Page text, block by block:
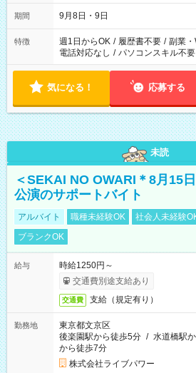
時間は変更となる可能性があります
期間 9月8日・9日
特徴 週1日からOK / 履歴書不要 / 副業
電話対応なし / パソコンスキル不要
気になる！ 応募する
未読
＜SEKAI NO OWARI＊8月15
公演のサポートバイト
アルバイト 職種未経験OK 社会人未経験
ブランクOK
給与
時給1250円～
交通費別途支給あり
交通費 支給（規定有り）
勤務地
東京都文京区
後楽園駅から徒歩5分 / 水道橋駅
から徒歩7分
株式会社ライブパワー